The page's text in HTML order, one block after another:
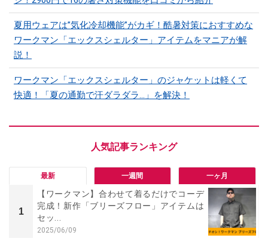
夏用ウェアは”気化冷却機能”がカギ！酷暑対策におすすめな
ワークマン「エックスシェルター」アイテムをマニアが解
説！
ワークマン「エックスシェルター」のジャケットは軽くて
快適！「夏の通勤で汗ダラダラ...」を解決！
最新 一週間 一ヶ月
1
【ワークマン】合わせて着るだけでコーデ
完成！新作「ブリーズフロー」アイテムは
セッ...
2025/06/09